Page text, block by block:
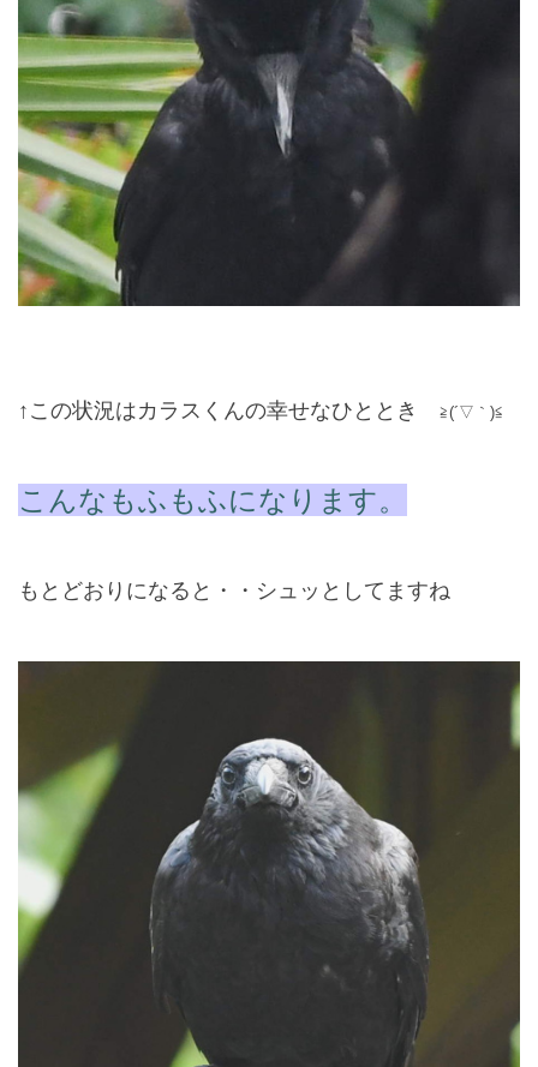
↑この状況はカラスくんの幸せなひととき ≧(´▽｀)≦
こんなもふもふになります。
もとどおりになると・・シュッとしてますね